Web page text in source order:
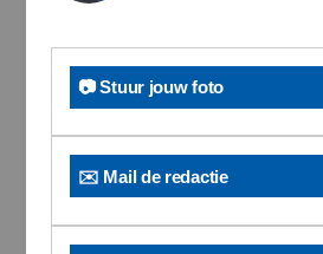
📷 Stuur jouw foto
✉️ Mail de redactie